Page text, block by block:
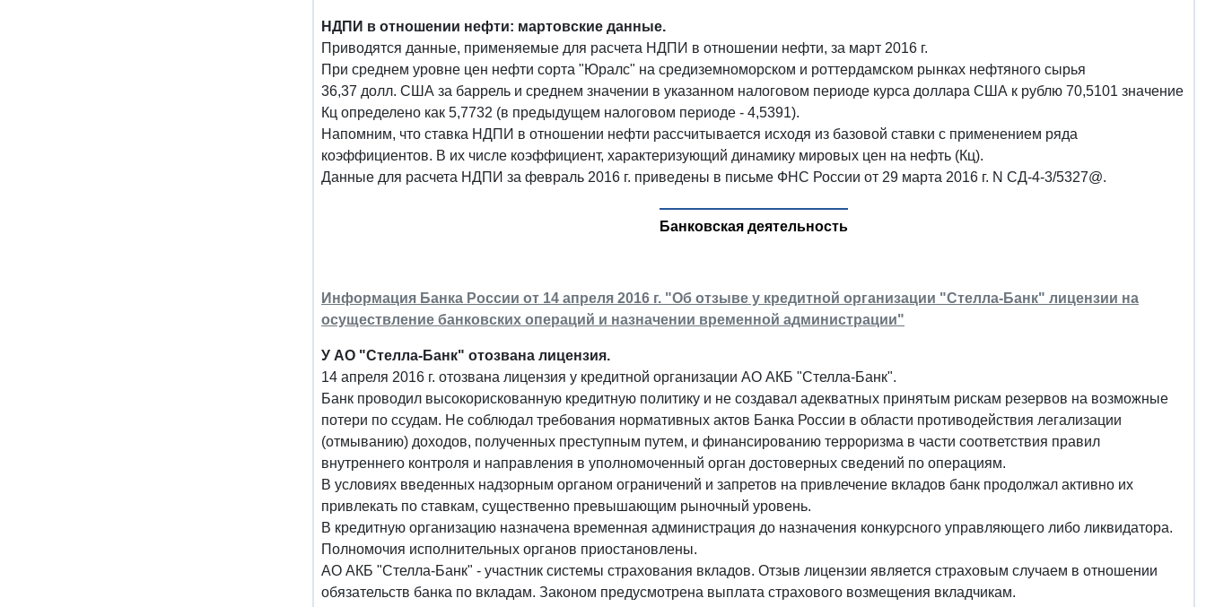
НДПИ в отношении нефти: мартовские данные.
Приводятся данные, применяемые для расчета НДПИ в отношении нефти, за март 2016 г.
При среднем уровне цен нефти сорта "Юралс" на средиземноморском и роттердамском рынках нефтяного сырья
36,37 долл. США за баррель и среднем значении в указанном налоговом периоде курса доллара США к рублю 70,5101 значение
Кц определено как 5,7732 (в предыдущем налоговом периоде - 4,5391).
Напомним, что ставка НДПИ в отношении нефти рассчитывается исходя из базовой ставки с применением ряда
коэффициентов. В их числе коэффициент, характеризующий динамику мировых цен на нефть (Кц).
Данные для расчета НДПИ за февраль 2016 г. приведены в письме ФНС России от 29 марта 2016 г. N СД-4-3/5327@.
Банковская деятельность
Информация Банка России от 14 апреля 2016 г. "Об отзыве у кредитной организации "Стелла-Банк" лицензии на
осуществление банковских операций и назначении временной администрации"
У АО "Стелла-Банк" отозвана лицензия.
14 апреля 2016 г. отозвана лицензия у кредитной организации АО АКБ "Стелла-Банк".
Банк проводил высокорискованную кредитную политику и не создавал адекватных принятым рискам резервов на возможные
потери по ссудам. Не соблюдал требования нормативных актов Банка России в области противодействия легализации
(отмыванию) доходов, полученных преступным путем, и финансированию терроризма в части соответствия правил
внутреннего контроля и направления в уполномоченный орган достоверных сведений по операциям.
В условиях введенных надзорным органом ограничений и запретов на привлечение вкладов банк продолжал активно их
привлекать по ставкам, существенно превышающим рыночный уровень.
В кредитную организацию назначена временная администрация до назначения конкурсного управляющего либо ликвидатора.
Полномочия исполнительных органов приостановлены.
АО АКБ "Стелла-Банк" - участник системы страхования вкладов. Отзыв лицензии является страховым случаем в отношении
обязательств банка по вкладам. Законом предусмотрена выплата страхового возмещения вкладчикам.